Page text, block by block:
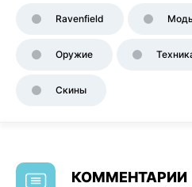
Ravenfield
Оружие
Скины
КОММЕНТАРИИ